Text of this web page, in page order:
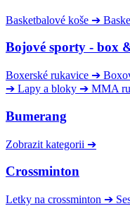
Basketbalové koše ➔
Bojové sporty - box
Boxerské rukavice ➔
➔ Lapy a bloky ➔ MMA
Bumerang
Zobrazit kategorii ➔
Crossminton
Letky na crossminton ➔